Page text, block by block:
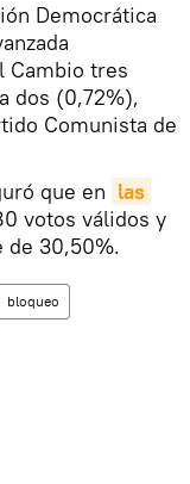
Democrática
Cambio tres
dos (0,72%),
Comunista de
que en las
votos válidos y
de 30,50%.
bloqueo